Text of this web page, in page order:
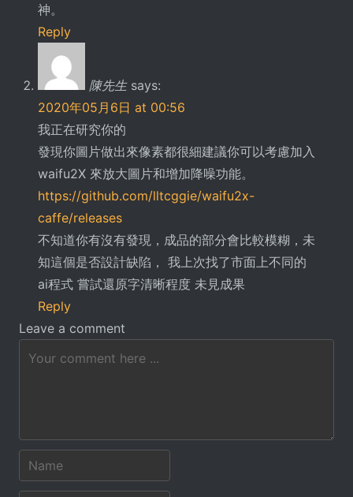
神。
Reply
陳先生 says:
2020年05月6日 at 00:56
我正在研究你的
發現你圖片做出來像素都很細建議你可以考慮加入
waifu2X 來放大圖片和增加降噪功能。
https://github.com/lltcggie/waifu2x-
caffe/releases
不知道你有沒有發現，成品的部分會比較模糊，未
知這個是否設計缺陷， 我上次找了市面上不同的
ai程式 嘗試還原字清晰程度 未見成果
Reply
Leave a comment